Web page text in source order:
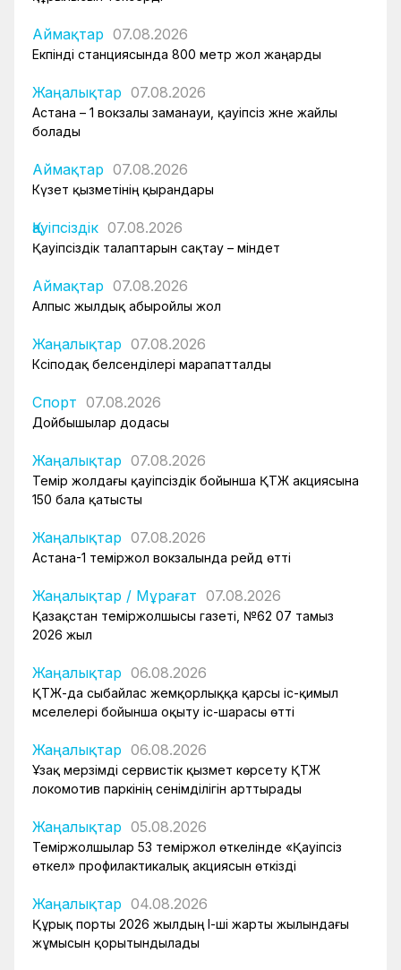
Аймақтар 07.08.2026
Екпінді станциясында 800 метр жол жаңарды
Жаңалықтар 07.08.2026
Астана – 1 вокзалы заманауи, қауіпсіз және жайлы
болады
Аймақтар 07.08.2026
Күзет қызметінің қырандары
Қауіпсіздік 07.08.2026
Қауіпсіздік талаптарын сақтау – міндет
Аймақтар 07.08.2026
Алпыс жылдық абыройлы жол
Жаңалықтар 07.08.2026
Кәсіподақ белсенділері марапатталды
Спорт 07.08.2026
Дойбышылар додасы
Жаңалықтар 07.08.2026
Темір жолдағы қауіпсіздік бойынша ҚТЖ акциясына
150 бала қатысты
Жаңалықтар 07.08.2026
Астана-1 теміржол вокзалында рейд өтті
Жаңалықтар / Мұрағат 07.08.2026
Қазақстан теміржолшысы газеті, №62 07 тамыз
2026 жыл
Жаңалықтар 06.08.2026
ҚТЖ-да сыбайлас жемқорлыққа қарсы іс-қимыл
мәселелері бойынша оқыту іс-шарасы өтті
Жаңалықтар 06.08.2026
Ұзақ мерзімді сервистік қызмет көрсету ҚТЖ
локомотив паркінің сенімділігін арттырады
Жаңалықтар 05.08.2026
Теміржолшылар 53 теміржол өткелінде «Қауіпсіз
өткел» профилактикалық акциясын өткізді
Жаңалықтар 04.08.2026
Құрық порты 2026 жылдың І-ші жарты жылындағы
жұмысын қорытындылады